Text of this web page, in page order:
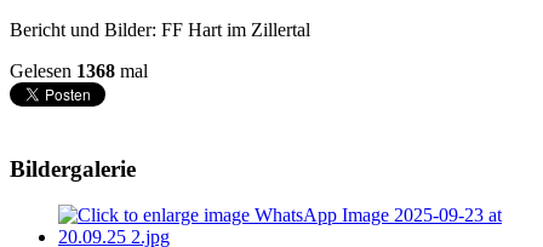
Bericht und Bilder: FF Hart im Zillertal
Gelesen 1368 mal
Bildergalerie